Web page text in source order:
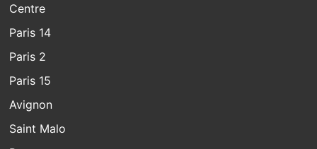
Centre
Paris 14
Paris 2
Paris 15
Avignon
Saint Malo